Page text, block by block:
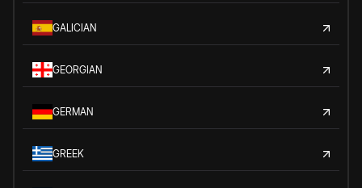
GALICIAN
GEORGIAN
GERMAN
GREEK